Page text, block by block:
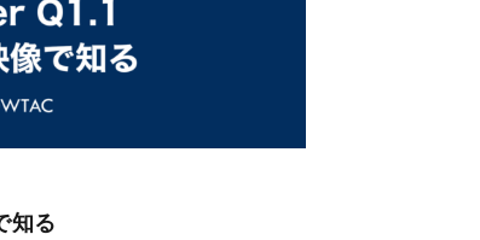
知る